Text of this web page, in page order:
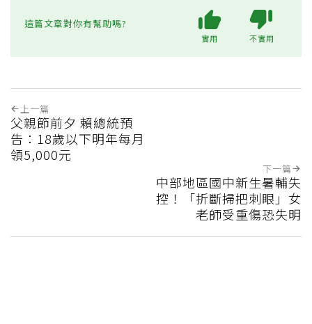
這篇文章對你有幫助嗎?
實用 不實用
上一篇
父親節前夕 賴總統預
告：18歲以下明年每月
領5,000元
下一篇
中部地區國中新生暑輔失
控！「折斷掃把刺眼」女
老師受重傷恐失明